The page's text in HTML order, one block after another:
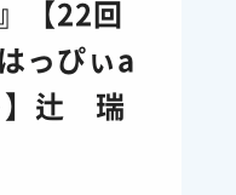
【22回
っぴぃa
】辻 瑞